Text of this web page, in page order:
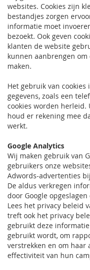
websites. Cookies zijn
bestandjes zorgen
informatie moet
bezoekt. Ook geven
klanten de website
kunnen aanbrengen
maken.
Het gebruik van
gegevens, zoals een
cookies worden herleid.
houd er rekening mee
werkt.
Google Analytics
Wij maken gebruik van
gebruikers onze
Adwords-advertenties
De aldus verkregen
door Google
Lees het privacy beleid
treft ook het privacy
gebruikt deze
gebruikt wordt, om
verstrekken en om
effectiviteit van hun